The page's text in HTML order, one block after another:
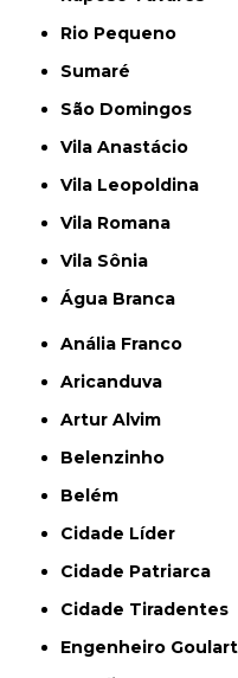
Rio Pequeno
Sumaré
São Domingos
Vila Anastácio
Vila Leopoldina
Vila Romana
Vila Sônia
Água Branca
Anália Franco
Aricanduva
Artur Alvim
Belenzinho
Belém
Cidade Líder
Cidade Patriarca
Cidade Tiradentes
Engenheiro Goulart